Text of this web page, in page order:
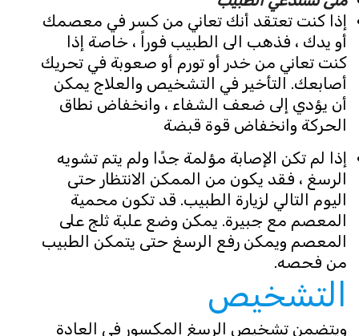
إذا كنت تعتقد أنك تعاني من كسر في معصمك
أو يدك ، فذهب الى الطبيب فوراً ، خاصة إذا
كنت تعاني من خدر أو تورم أو صعوبة في تحريك
أصابعك. التأخير في التشخيص والعلاج يمكن
أن يؤدي إلى ضعف الشفاء ، وانخفاض نطاق
الحركة وانخفاض قوة قبضة
إذا لم تكن الإصابة مؤلمة جدًا ولم يتم تشويه
الرسغ ، فقد يكون من الممكن الانتظار حتى
اليوم التالي لزيارة الطبيب. قد تكون محمية
المعصم مع جبيرة. يمكن وضع علبة ثلج على
المعصم ويمكن رفع الرسغ حتى يتمكن الطبيب
من فحصه.
التشخيص
ويتضمن تشخيص الرسغ المكسور في العادة